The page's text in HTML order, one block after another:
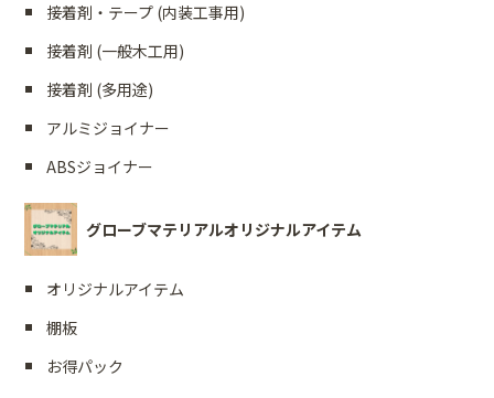
接着剤・テープ (内装工事用)
接着剤 (一般木工用)
接着剤 (多用途)
アルミジョイナー
ABSジョイナー
グローブマテリアルオリジナルアイテム
オリジナルアイテム
棚板
お得パック